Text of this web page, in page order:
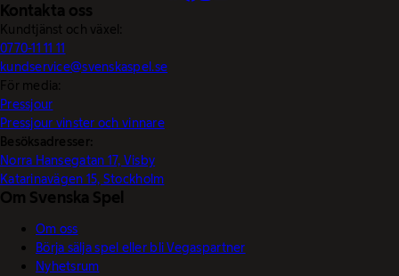
Kontakta oss
Kundtjänst och växel:
0770-11 11 11
kundservice@svenskaspel.se
För media:
Pressjour
Pressjour vinster och vinnare
Besöksadresser:
Norra Hansegatan 17, Visby
Katarinavägen 15, Stockholm
Om Svenska Spel
Om oss
Börja sälja spel eller bli Vegaspartner
Nyhetsrum